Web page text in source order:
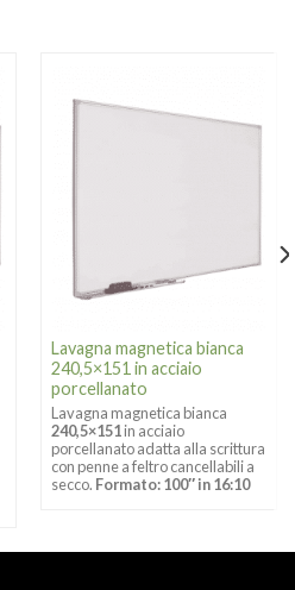
Lavagna magnetica bianca
240,5×151 in acciaio
porcellanato
Lavagna magnetica bianca
240,5×151in acciaio
porcellanato adatta alla scrittura
con penne a feltro cancellabili a
secco. Formato: 100″ in 16:10